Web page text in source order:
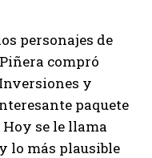
personajes de
compró
y
paquete
Hoy se le llama
lo más plausible